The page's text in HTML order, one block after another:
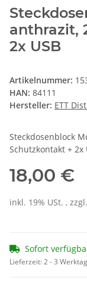
anthrazit,
2x USB
Artikelnummer:
HAN: 84111
Hersteller: ETT
Steckdosenblock
Schutzkontakt + 2x
18,00 €
inkl. 19% USt. , zzgl.
Sofort
Lieferzeit:2 - 3